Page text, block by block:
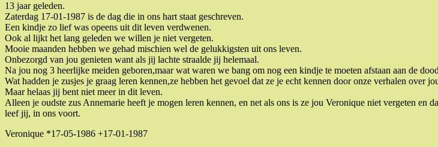
13 jaar geleden.
Zaterdag 17-01-1987 is de dag die in ons hart staat geschreven.
Een kindje zo lief was opeens uit dit leven verdwenen.
Ook al lijkt het lang geleden we willen je niet vergeten.
Mooie maanden hebben we gehad mischien wel de gelukkigsten uit ons leven.
Onbezorgd van jou genieten want als jij lachte straalde jij helemaal.
Na jou nog 3 heerlijke meiden geboren,maar wat waren we bang om nog een kindje te moeten afstaan aan de
Wat hadden je zusjes je graag leren kennen,ze hebben het gevoel dat ze je echt kennen door onze verhalen over
Maar helaas jij bent niet meer in dit leven.
Alleen je oudste zus Annemarie heeft je mogen leren kennen, en net als ons is ze jou Veronique niet vergeten en
leef jij, in ons voort.
Veronique *17-05-1986 +17-01-1987